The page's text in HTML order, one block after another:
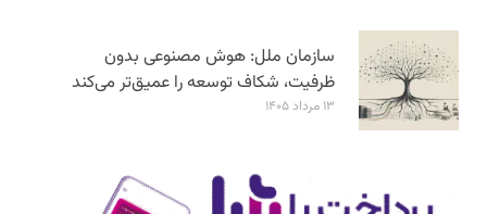
سازمان ملل: هوش مصنوعی بدون
ظرفیت، شکاف توسعه را عمیق‌تر می‌کند
۱۳ مرداد ۱۴۰۵